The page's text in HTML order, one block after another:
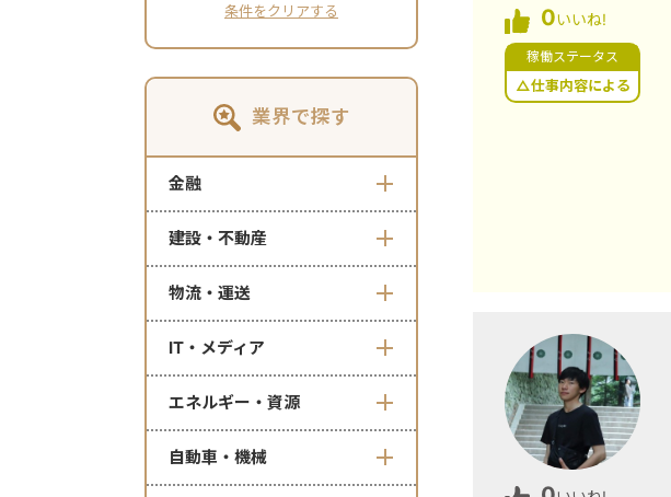
条件をクリアする
業界で探す
金融
建設・不動産
物流・運送
IT・メディア
エネルギー・資源
自動車・機械
0いいね!
稼働ステータス
△仕事内容による